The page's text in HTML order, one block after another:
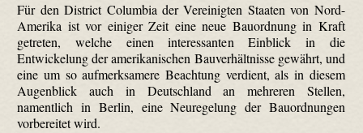
Für den District Columbia der Vereinigten Staaten von Nord-
Amerika ist vor einiger Zeit eine neue Bauordnung in Kraft
getreten, welche einen interessanten Einblick in die
Entwickelung der amerikanischen Bauverhältnisse gewährt, und
eine um so aufmerksamere Beachtung verdient, als in diesem
Augenblick auch in Deutschland an mehreren Stellen,
namentlich in Berlin, eine Neuregelung der Bauordnungen
vorbereitet wird.